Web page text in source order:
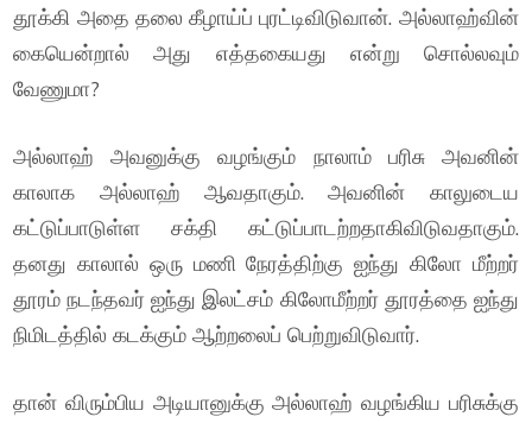
தூக்கி அதை தலை கீழாய்ப் புரட்டிவிடுவான். அல்லாஹ்வின்
கையென்றால் அது எத்தகையது என்று சொல்லவும்
வேணுமா?
அல்லாஹ் அவனுக்கு வழங்கும் நாலாம் பரிசு அவனின்
காலாக அல்லாஹ் ஆவதாகும். அவனின் காலுடைய
கட்டுப்பாடுள்ள சக்தி கட்டுப்பாடற்றதாகிவிடுவதாகும்.
தனது காலால் ஒரு மணி நேரத்திற்கு ஐந்து கிலோ மீற்றர்
தூரம் நடந்தவர் ஐந்து இலட்சம் கிலோமீற்றர் தூரத்தை ஐந்து
நிமிடத்தில் கடக்கும் ஆற்றலைப் பெற்றுவிடுவார்.
தான் விரும்பிய அடியானுக்கு அல்லாஹ் வழங்கிய பரிசுக்கு